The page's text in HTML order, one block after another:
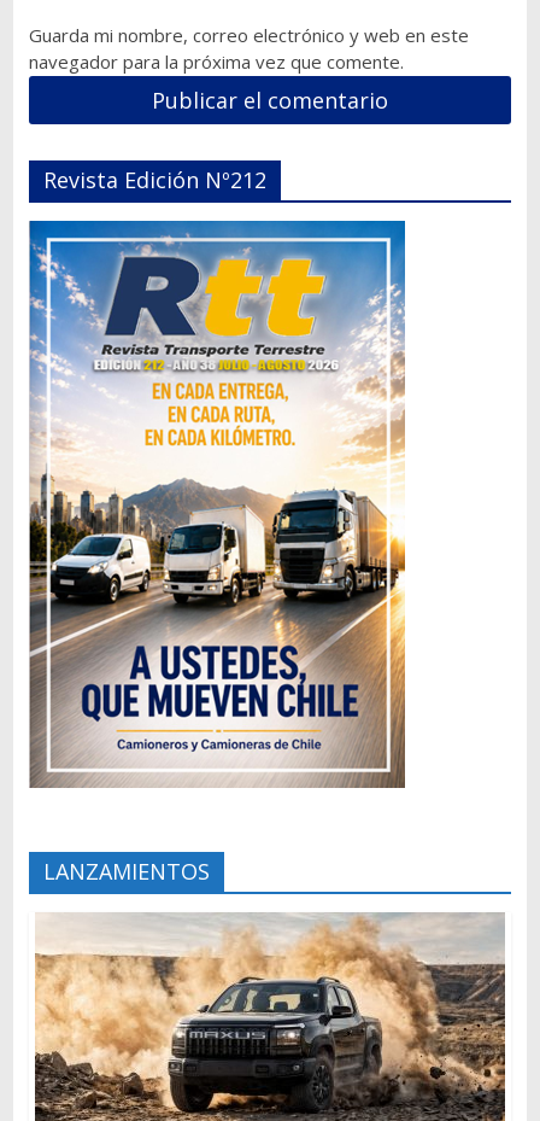
Guarda mi nombre, correo electrónico y web en este
navegador para la próxima vez que comente.
Revista Edición Nº212
LANZAMIENTOS